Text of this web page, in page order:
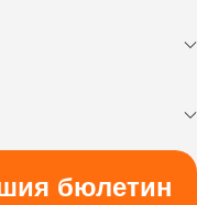
бюлетин